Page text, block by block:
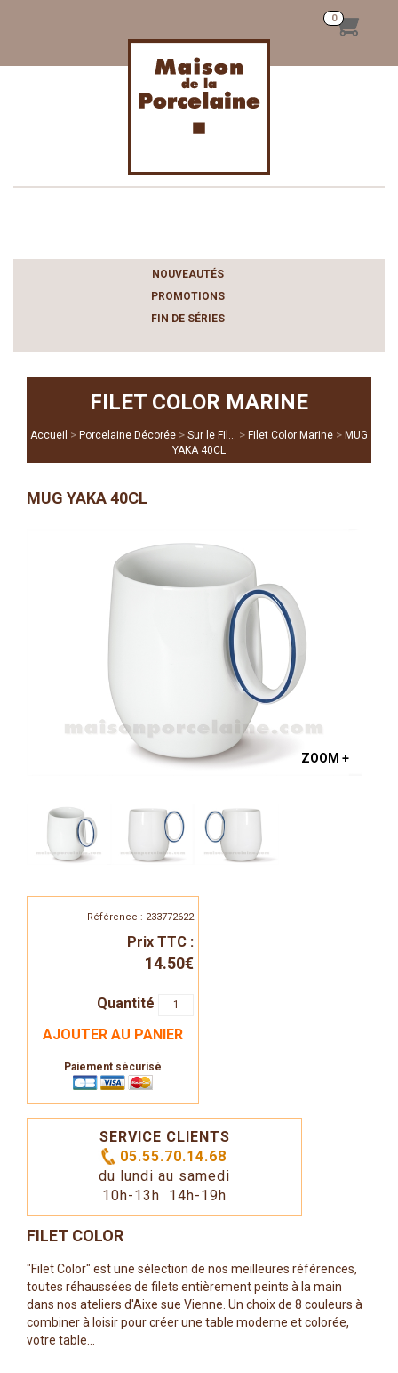
NOUVEAUTÉS
PROMOTIONS
FIN DE SÉRIES
FILET COLOR MARINE
Accueil > Porcelaine Décorée > Sur le Fil... > Filet Color Marine > MUG
YAKA 40CL
MUG YAKA 40CL
ZOOM +
Référence : 233772622
Prix TTC :
14.50€
Quantité
AJOUTER AU PANIER
Paiement sécurisé
SERVICE CLIENTS
05.55.70.14.68
du lundi au samedi
10h-13h 14h-19h
FILET COLOR
"Filet Color" est une sélection de nos meilleures références,
toutes réhaussées de filets entièrement peints à la main
dans nos ateliers d'Aixe sue Vienne. Un choix de 8 couleurs à
combiner à loisir pour créer une table moderne et colorée,
votre table...